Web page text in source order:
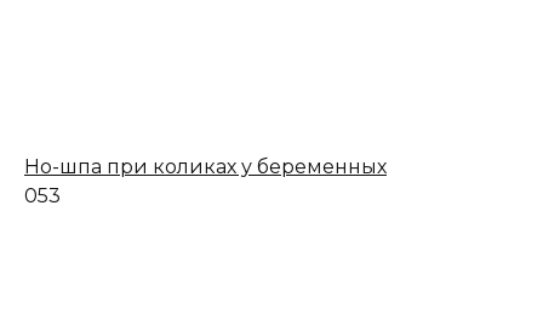
Но-шпа при коликах у беременных
053